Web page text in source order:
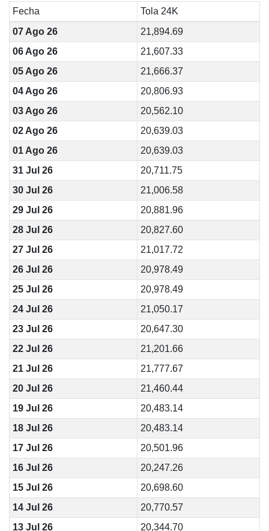
Fecha
Tola 24K
07 Ago 26
21,894.69
06 Ago 26
21,607.33
05 Ago 26
21,666.37
04 Ago 26
20,806.93
03 Ago 26
20,562.10
02 Ago 26
20,639.03
01 Ago 26
20,639.03
31 Jul 26
20,711.75
30 Jul 26
21,006.58
29 Jul 26
20,881.96
28 Jul 26
20,827.60
27 Jul 26
21,017.72
26 Jul 26
20,978.49
25 Jul 26
20,978.49
24 Jul 26
21,050.17
23 Jul 26
20,647.30
22 Jul 26
21,201.66
21 Jul 26
21,777.67
20 Jul 26
21,460.44
19 Jul 26
20,483.14
18 Jul 26
20,483.14
17 Jul 26
20,501.96
16 Jul 26
20,247.26
15 Jul 26
20,698.60
14 Jul 26
20,770.57
13 Jul 26
20,344.70